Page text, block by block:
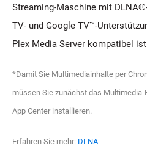
Streaming-Maschine mit
TV- und Google TV™-
Plex Media Server kompatibel
*Damit Sie Multimediainhalte per
müssen Sie zunächst das
App Center installieren.
Erfahren Sie mehr: DLNA